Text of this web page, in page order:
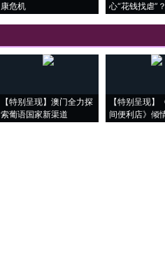
康危机
心“花钱找虐”？
【特别呈现】澳门全力探
索葡语国家新渠道
【特别呈现】
间便利店》倾